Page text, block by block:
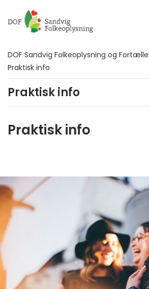
DOF Sandvig Folkeoplysning og
Praktisk info
Praktisk info
Praktisk info